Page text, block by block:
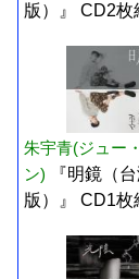
版）』 CD2枚
朱宇青(ジュー
ン)
『明鏡（
版）』 CD1枚